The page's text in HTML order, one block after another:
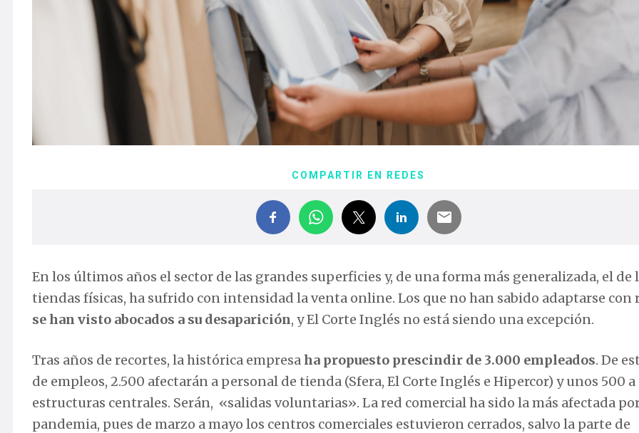
COMPARTIR EN REDES
En los últimos años el sector de las grandes superficies y, de una forma más generalizada, el de
tiendas físicas, ha sufrido con intensidad la venta online. Los que no han sabido adaptarse con
se han visto abocados a su desaparición, y El Corte Inglés no está siendo una excepción.
Tras años de recortes, la histórica empresa ha propuesto prescindir de 3.000 empleados. De
de empleos, 2.500 afectarán a personal de tienda (Sfera, El Corte Inglés e Hipercor) y unos 500 a
estructuras centrales. Serán, «salidas voluntarias». La red comercial ha sido la más afectada
pandemia, pues de marzo a mayo los centros comerciales estuvieron cerrados, salvo la parte de